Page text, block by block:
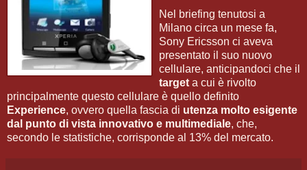
Nel briefing tenutosi a
Milano circa un mese fa,
Sony Ericsson ci aveva
presentato il suo nuovo
cellulare, anticipandoci che il
target a cui è rivolto
principalmente questo cellulare è quello definito
Experience, ovvero quella fascia di utenza molto esigente
dal punto di vista innovativo e multimediale, che,
secondo le statistiche, corrisponde al 13% del mercato.